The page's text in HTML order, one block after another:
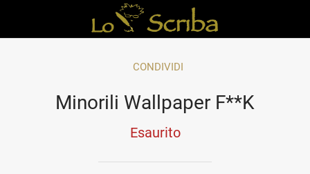
CONDIVIDI
Minorili Wallpaper F**K
Esaurito